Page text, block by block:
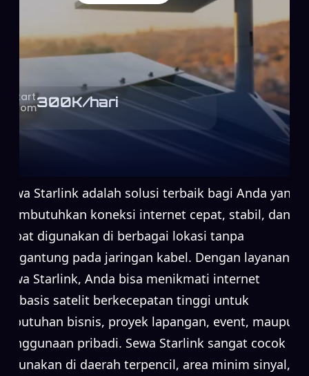
Start
From300K/hari
Sewa Starlink adalah solusi terbaik bagi Anda yang
membutuhkan koneksi internet cepat, stabil, dan
dapat digunakan di berbagai lokasi tanpa
bergantung pada jaringan kabel. Dengan layanan
sewa Starlink, Anda bisa menikmati internet
berbasis satelit berkecepatan tinggi untuk
kebutuhan bisnis, proyek lapangan, event, maupun
penggunaan pribadi. Sewa Starlink sangat cocok
digunakan di daerah terpencil, area minim sinyal,